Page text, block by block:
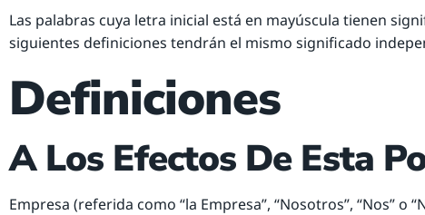
Las palabras cuya letra inicial está en mayúscula tienen
siguientes definiciones tendrán el mismo significado
Definiciones
A Los Efectos De Esta
Empresa (referida como “la Empresa”, “Nosotros”, “Nos” o